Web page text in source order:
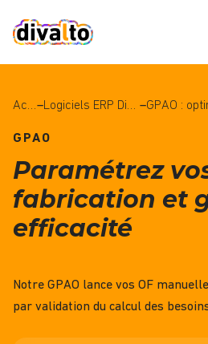
Accueil– Logiciels ERP Divalto : Découvrez le meilleur de l’ERP pour les PME et les ETI –
GPAO
Paramétrez
fabrication et
efficacité
Notre GPAO lance vos OF
par validation du calcul des